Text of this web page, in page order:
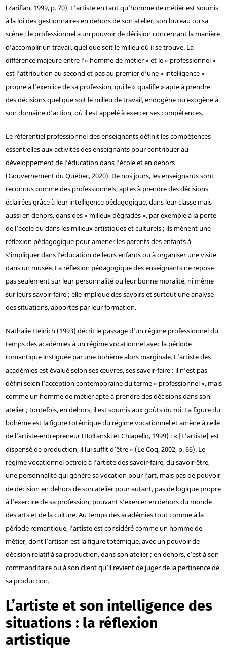
(Zarifian, 1999, p. 70). L’artiste en tant qu’homme de métier est soumis
à la loi des gestionnaires en dehors de son atelier, son bureau ou sa
scène ; le professionnel a un pouvoir de décision concernant la manière
d’accomplir un travail, quel que soit le milieu où il se trouve. La
différence majeure entre l’« homme de métier » et le « professionnel »
est l’attribution au second et pas au premier d’une « intelligence »
propre à l’exercice de sa profession, qui le « qualifie » apte à prendre
des décisions quel que soit le milieu de travail, endogène ou exogène à
son domaine d’action, où il est appelé à exercer ses compétences.
Le référentiel professionnel des enseignants définit les compétences
essentielles aux activités des enseignants pour contribuer au
développement de l’éducation dans l’école et en dehors
(Gouvernement du Québec, 2020). De nos jours, les enseignants sont
reconnus comme des professionnels, aptes à prendre des décisions
éclairées grâce à leur intelligence pédagogique, dans leur classe mais
aussi en dehors, dans des « milieux dégradés », par exemple à la porte
de l’école ou dans les milieux artistiques et culturels ; ils mènent une
réflexion pédagogique pour amener les parents des enfants à
s’impliquer dans l’éducation de leurs enfants ou à organiser une visite
dans un musée. La réflexion pédagogique des enseignants ne repose
pas seulement sur leur personnalité ou leur bonne moralité, ni même
sur leurs savoir-faire ; elle implique des savoirs et surtout une analyse
des situations, apportés par leur formation.
Nathalie Heinich (1993) décrit le passage d’un régime professionnel du
temps des académies à un régime vocationnel avec la période
romantique instiguée par une bohème alors marginale. L’artiste des
académies est évalué selon ses œuvres, ses savoir-faire : il n’est pas
défini selon l’acception contemporaine du terme « professionnel », mais
comme un homme de métier apte à prendre des décisions dans son
atelier ; toutefois, en dehors, il est soumis aux goûts du roi. La figure du
bohème est la figure totémique du régime vocationnel et amène à celle
de l’artiste-entrepreneur (Boltanski et Chiapello, 1999) : « [L’artiste] est
dispensé de production, il lui suffit d’être » (Le Coq, 2002, p. 66). Le
régime vocationnel octroie à l’artiste des savoir-faire, du savoir-être,
une personnalité qui génère sa vocation pour l’art, mais pas de pouvoir
de décision en dehors de son atelier pour autant, pas de logique propre
à l’exercice de sa profession, pouvant s’exercer en dehors du monde
des arts et de la culture. Au temps des académies tout comme à la
période romantique, l’artiste est considéré comme un homme de
métier, dont l’artisan est la figure totémique, avec un pouvoir de
décision relatif à sa production, dans son atelier ; en dehors, c’est à son
commanditaire ou à son client qu’il revient de juger de la pertinence de
sa production.
L’artiste et son intelligence des
situations : la réflexion
artistique